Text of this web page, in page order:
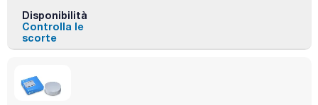
Disponibilità
Controlla le
scorte